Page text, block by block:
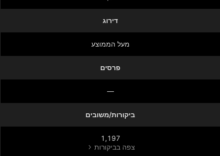
דירוג
מעל הממוצע
פרסים
—
ביקורות/משובים
1,197
צפה בביקורות